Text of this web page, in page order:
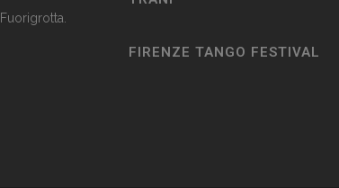
FIRENZE TANGO FESTIVAL